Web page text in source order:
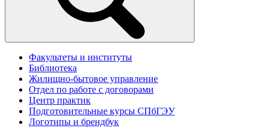
Факультеты и институты
Библиотека
Жилищно-бытовое управление
Отдел по работе с договорами
Центр практик
Подготовительные курсы СПбГЭУ
Логотипы и брендбук